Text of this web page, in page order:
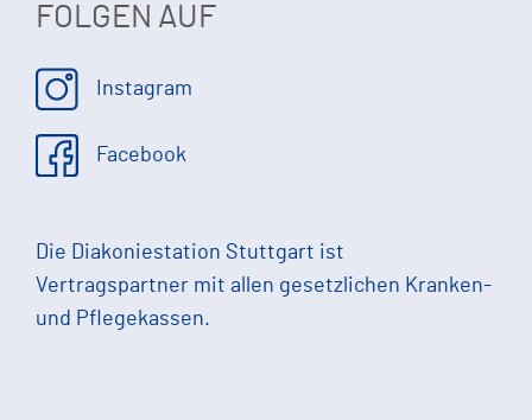
FOLGEN AUF
Instagram
Facebook
Die Diakoniestation Stuttgart ist
Vertragspartner mit allen gesetzlichen Kranken-
und Pflegekassen.